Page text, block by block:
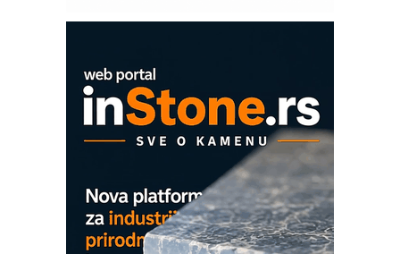
OBO sistemi mrežastih nosača kablova
Proizvodnja iC7 Hybrid 1500 VDC
mrežnog pretvarača sa tečnim
hlađenjem